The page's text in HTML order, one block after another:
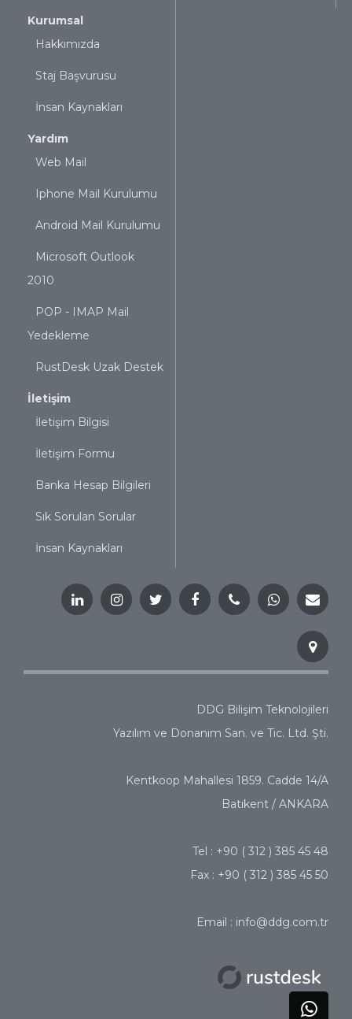
Kurumsal
Hakkımızda
Staj Başvurusu
İnsan Kaynakları
Yardım
Web Mail
Iphone Mail Kurulumu
Android Mail Kurulumu
Microsoft Outlook
2010
POP - IMAP Mail
Yedekleme
RustDesk Uzak Destek
İletişim
İletişim Bilgisi
İletişim Formu
Banka Hesap Bilgileri
Sık Sorulan Sorular
İnsan Kaynakları
DDG Bilişim Teknolojileri
Yazılım ve Donanım San. ve Tic. Ltd. Şti.
Kentkoop Mahallesi 1859. Cadde 14/A
Batıkent / ANKARA
Tel : +90 ( 312 ) 385 45 48
Fax : +90 ( 312 ) 385 45 50
Email : info@ddg.com.tr